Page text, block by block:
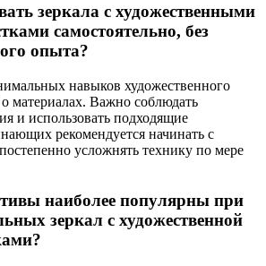
зеркала с художественными
самостоятельно, без
опыта?
навыков художественного
материалах. Важно соблюдать
и использовать подходящие
рекомендуется начинать с
усложнять технику по мере
наиболее популярны при
зеркал с художественной